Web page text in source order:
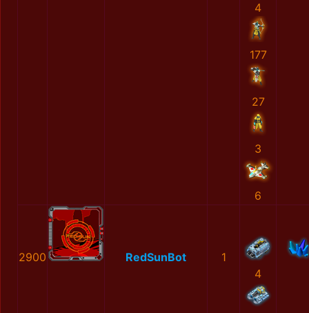
4
177
27
3
6
2900 RedSunBot
1
4